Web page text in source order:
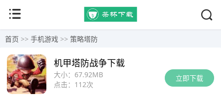
首页 >> 手机游戏 >> 策略塔防
立即下载
大小： 67.92MB
点击： 112次
机甲塔防战争下载